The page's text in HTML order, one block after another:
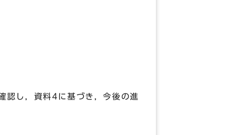
認し，資料4に基づき，今後の進